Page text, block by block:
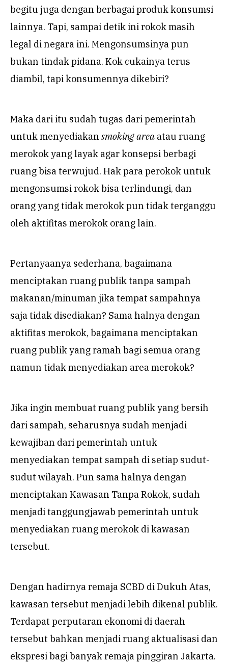
begitu juga dengan berbagai produk konsumsi
lainnya. Tapi, sampai detik ini rokok masih
legal di negara ini. Mengonsumsinya pun
bukan tindak pidana. Kok cukainya terus
diambil, tapi konsumennya dikebiri?
Maka dari itu sudah tugas dari pemerintah
untuk menyediakan smoking area atau ruang
merokok yang layak agar konsepsi berbagi
ruang bisa terwujud. Hak para perokok untuk
mengonsumsi rokok bisa terlindungi, dan
orang yang tidak merokok pun tidak terganggu
oleh aktifitas merokok orang lain.
Pertanyaanya sederhana, bagaimana
menciptakan ruang publik tanpa sampah
makanan/minuman jika tempat sampahnya
saja tidak disediakan? Sama halnya dengan
aktifitas merokok, bagaimana menciptakan
ruang publik yang ramah bagi semua orang
namun tidak menyediakan area merokok?
Jika ingin membuat ruang publik yang bersih
dari sampah, seharusnya sudah menjadi
kewajiban dari pemerintah untuk
menyediakan tempat sampah di setiap sudut-
sudut wilayah. Pun sama halnya dengan
menciptakan Kawasan Tanpa Rokok, sudah
menjadi tanggungjawab pemerintah untuk
menyediakan ruang merokok di kawasan
tersebut.
Dengan hadirnya remaja SCBD di Dukuh Atas,
kawasan tersebut menjadi lebih dikenal publik.
Terdapat perputaran ekonomi di daerah
tersebut bahkan menjadi ruang aktualisasi dan
ekspresi bagi banyak remaja pinggiran Jakarta.